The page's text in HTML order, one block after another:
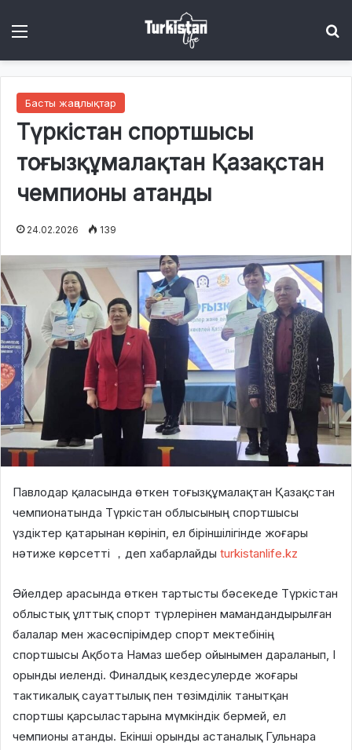
Басты жаңалықтар
Түркістан спортшысы
тоғызқұмалақтан Қазақстан
чемпионы атанды
24.02.2026 139
Павлодар қаласында өткен тоғызқұмалақтан Қазақстан
чемпионатында Түркістан облысының спортшысы
үздіктер қатарынан көрініп, ел біріншілігінде жоғары
нәтиже көрсетті ，деп хабарлайды turkistanlife.kz
Әйелдер арасында өткен тартысты бәсекеде Түркістан
облыстық ұлттық спорт түрлерінен мамандандырылған
балалар мен жасөспірімдер спорт мектебінің
спортшысы Ақбота Намаз шебер ойынымен дараланып, I
орынды иеленді. Финалдық кездесулерде жоғары
тактикалық сауаттылық пен төзімділік танытқан
спортшы қарсыластарына мүмкіндік бермей, ел
чемпионы атанды. Екінші орынды астаналық Гульнара